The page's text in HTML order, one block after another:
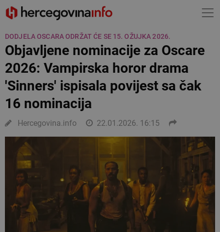
DODJELA OSCARA ODRŽAT ĆE SE 15. OŽUJKA 2026.
Objavljene nominacije za Oscare
2026: Vampirska horor drama
'Sinners' ispisala povijest sa čak
16 nominacija
Hercegovina.info 22.01.2026. 16:15